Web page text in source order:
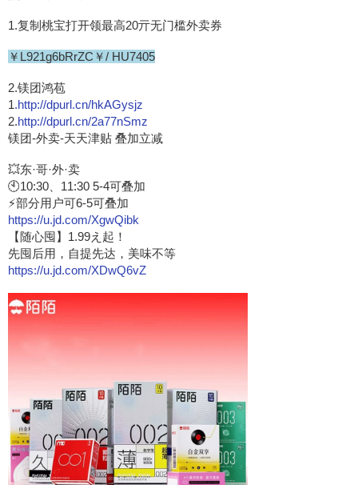
1.复制桃宝打开领最高20亓无门槛外卖券
￥L921g6bRrZC￥/ HU7405
2.镁团鸿苞
1.http://dpurl.cn/hkAGysjz
2.http://dpurl.cn/2a77nSmz
镁团-外卖-天天津贴 叠加立减
💥东·哥·外·卖
🕙10:30、11:30 5-4可叠加
⚡部分用户可6-5可叠加
https://u.jd.com/XgwQibk
【随心囤】1.99え起！
先囤后用，自提先达，美味不等
https://u.jd.com/XDwQ6vZ